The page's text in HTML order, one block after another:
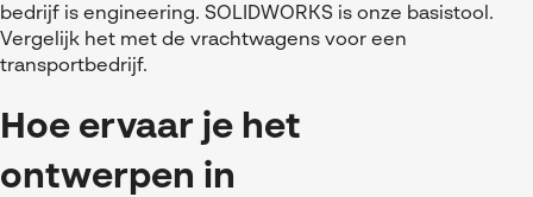
bedrijf is engineering. SOLIDWORKS is onze basistool.
Vergelijk het met de vrachtwagens voor een
transportbedrijf.
Hoe ervaar je het
ontwerpen in